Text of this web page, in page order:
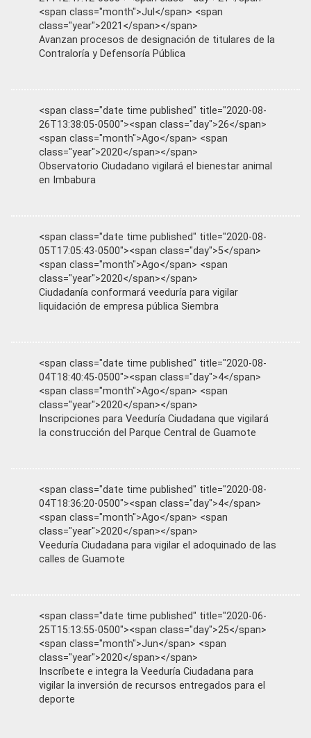
<span class="month">Jul</span> <span
class="year">2021</span></span>
Avanzan procesos de designación de titulares de la
Contraloría y Defensoría Pública
<span class="date time published" title="2020-08-
26T13:38:05-0500"><span class="day">26</span>
<span class="month">Ago</span> <span
class="year">2020</span></span>
Observatorio Ciudadano vigilará el bienestar animal
en Imbabura
<span class="date time published" title="2020-08-
05T17:05:43-0500"><span class="day">5</span>
<span class="month">Ago</span> <span
class="year">2020</span></span>
Ciudadanía conformará veeduría para vigilar
liquidación de empresa pública Siembra
<span class="date time published" title="2020-08-
04T18:40:45-0500"><span class="day">4</span>
<span class="month">Ago</span> <span
class="year">2020</span></span>
Inscripciones para Veeduría Ciudadana que vigilará
la construcción del Parque Central de Guamote
<span class="date time published" title="2020-08-
04T18:36:20-0500"><span class="day">4</span>
<span class="month">Ago</span> <span
class="year">2020</span></span>
Veeduría Ciudadana para vigilar el adoquinado de las
calles de Guamote
<span class="date time published" title="2020-06-
25T15:13:55-0500"><span class="day">25</span>
<span class="month">Jun</span> <span
class="year">2020</span></span>
Inscríbete e integra la Veeduría Ciudadana para
vigilar la inversión de recursos entregados para el
deporte